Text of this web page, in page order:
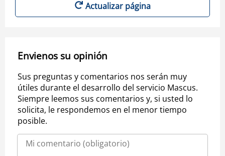
Actualizar página
Envienos su opinión
Sus preguntas y comentarios nos serán muy
útiles durante el desarrollo del servicio Mascus.
Siempre leemos sus comentarios y, si usted lo
solicita, le respondemos en el menor tiempo
posible.